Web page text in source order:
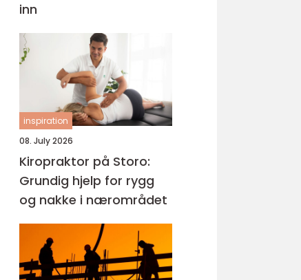
inn
inspiration
08. July 2026
Kiropraktor på Storo:
Grundig hjelp for rygg
og nakke i nærområdet